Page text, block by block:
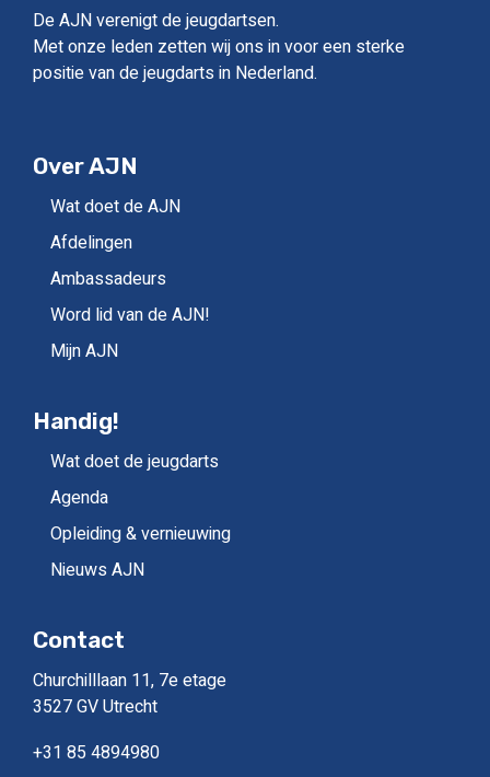
De AJN verenigt de jeugdartsen.
Met onze leden zetten wij ons in voor een sterke
positie van de jeugdarts in Nederland.
Over AJN
Wat doet de AJN
Afdelingen
Ambassadeurs
Word lid van de AJN!
Mijn AJN
Handig!
Wat doet de jeugdarts
Agenda
Opleiding & vernieuwing
Nieuws AJN
Contact
Churchilllaan 11, 7e etage
3527 GV Utrecht
+31 85 4894980